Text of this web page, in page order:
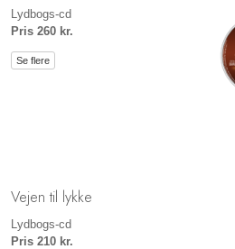
Lydbogs-cd
Pris 260 kr.
Se flere
Vejen til lykke
Lydbogs-cd
Pris 210 kr.